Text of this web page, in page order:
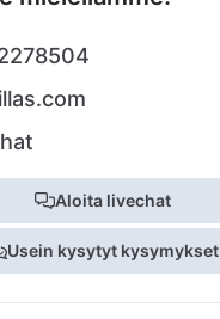
Aloita livechat
Usein kysytyt kysymykset